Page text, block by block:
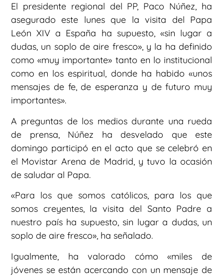
El presidente regional del PP, Paco Núñez, ha
asegurado este lunes que la visita del Papa
León XIV a España ha supuesto, «sin lugar a
dudas, un soplo de aire fresco», y la ha definido
como «muy importante» tanto en lo institucional
como en los espiritual, donde ha habido «unos
mensajes de fe, de esperanza y de futuro muy
importantes».
A preguntas de los medios durante una rueda
de prensa, Núñez ha desvelado que este
domingo participó en el acto que se celebró en
el Movistar Arena de Madrid, y tuvo la ocasión
de saludar al Papa.
«Para los que somos católicos, para los que
somos creyentes, la visita del Santo Padre a
nuestro país ha supuesto, sin lugar a dudas, un
soplo de aire fresco», ha señalado.
Igualmente, ha valorado cómo «miles de
jóvenes se están acercando con un mensaje de